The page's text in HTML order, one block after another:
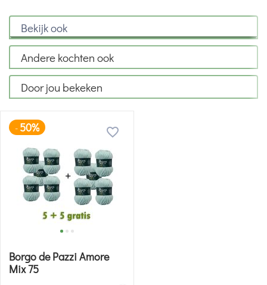
Bekijk ook
Andere kochten ook
Door jou bekeken
-50%
Borgo de Pazzi Amore
Mix 75